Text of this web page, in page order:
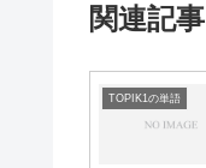
関連記事
TOPIK1の単語